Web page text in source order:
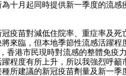
十月起同時提供新一季度的流感
苗對減低住院率、重症率及死
來臨，但本地季節性流感活躍程
香港市民現時對流感的整體免疫力
程度有所上升，所以我強烈呼籲
所建議的新冠疫苗劑量及新一季